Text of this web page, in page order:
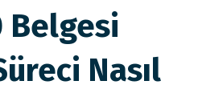
Belgesi
Nasıl